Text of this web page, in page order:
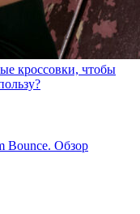
кроссовки, чтобы
Bounce. Обзор